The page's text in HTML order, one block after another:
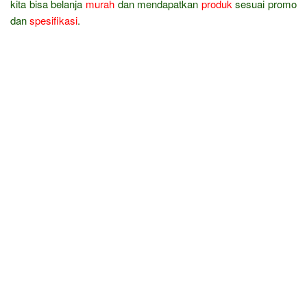
kita bisa belanja murahdan mendapatkan produk sesuai promo
danspesifikasi.